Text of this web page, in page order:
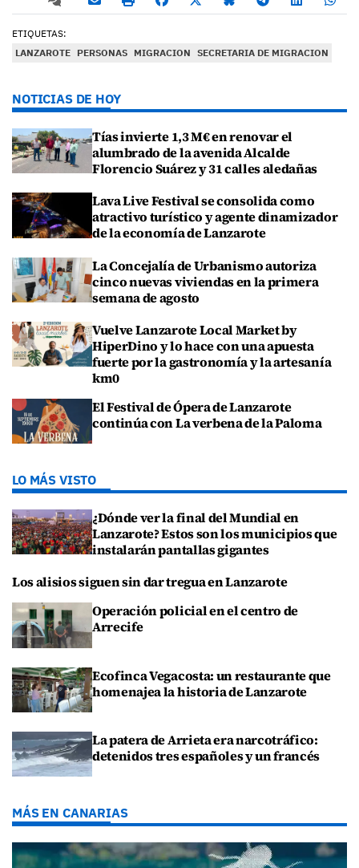
ETIQUETAS:
LANZAROTE PERSONAS MIGRACION SECRETARIA DE MIGRACION
NOTICIAS DE HOY
Tías invierte 1,3 M€ en renovar el
alumbrado de la avenida Alcalde
Florencio Suárez y 31 calles aledañas
Lava Live Festival se consolida como
atractivo turístico y agente dinamizador
de la economía de Lanzarote
La Concejalía de Urbanismo autoriza
cinco nuevas viviendas en la primera
semana de agosto
Vuelve Lanzarote Local Market by
HiperDino y lo hace con una apuesta
fuerte por la gastronomía y la artesanía
km0
El Festival de Ópera de Lanzarote
continúa con La verbena de la Paloma
LO MÁS VISTO
¿Dónde ver la final del Mundial en
Lanzarote? Estos son los municipios que
instalarán pantallas gigantes
Los alisios siguen sin dar tregua en Lanzarote
Operación policial en el centro de
Arrecife
Ecofinca Vegacosta: un restaurante que
homenajea la historia de Lanzarote
La patera de Arrieta era narcotráfico:
detenidos tres españoles y un francés
MÁS EN CANARIAS